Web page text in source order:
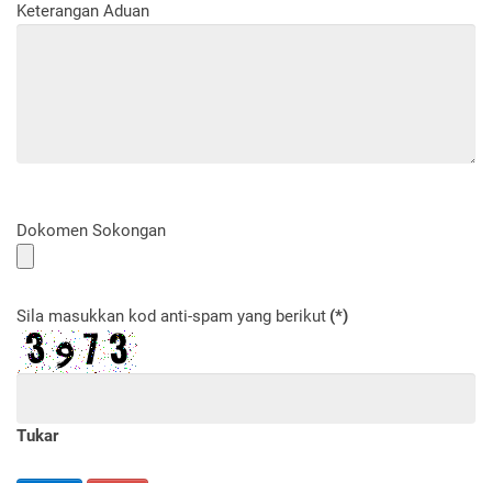
Keterangan Aduan
Dokomen Sokongan
Sila masukkan kod anti-spam yang berikut (*)
Tukar